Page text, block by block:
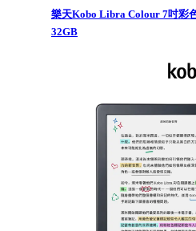
樂天Kobo Libra Colour 7吋彩
32GB